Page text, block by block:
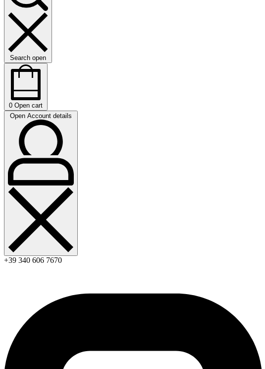
Search open
0 Open cart
Open Account details
+39 340 606 7670